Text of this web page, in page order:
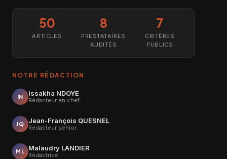
50
ARTICLES
8
PRESTATAIRES
AUDITÉS
7
CRITÈRES
PUBLICS
NOTRE RÉDACTION
IN Issakha NDOYE
Rédacteur en chef
JQ Jean-François QUESNEL
Rédacteur senior
ML Malaudry LANDIER
Rédactrice